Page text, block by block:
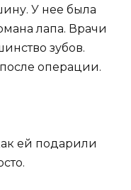
У нее была
лапа. Врачи
зубов.
операции.
ей подарили